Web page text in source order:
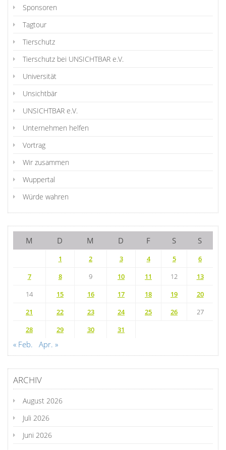
Sponsoren
Tagtour
Tierschutz
Tierschutz bei UNSICHTBAR e.V.
Universität
Unsichtbär
UNSICHTBAR e.V.
Unternehmen helfen
Vortrag
Wir zusammen
Wuppertal
Würde wahren
M D M D F S S
1 2 3 4 5
6
7
8 9 10 11 12
13
14
15 16 17 18 19
20
21
22 23 24 25 26
27
28
29 30 31
« Feb. Apr. »
ARCHIV
August 2026
Juli 2026
Juni 2026